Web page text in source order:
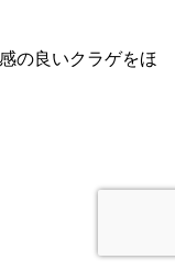
の良いクラゲをほ